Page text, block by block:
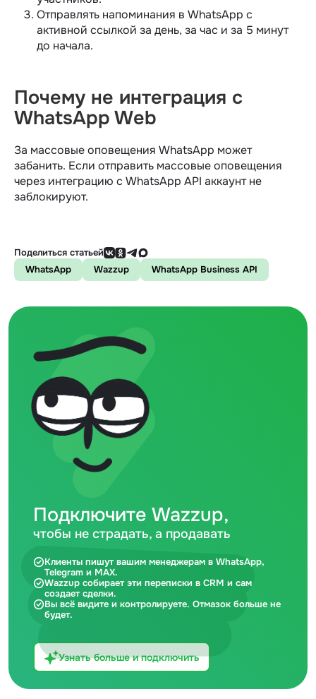
Отправлять напоминания в WhatsApp с
активной ссылкой за день, за час и за 5 минут
до начала.
Почему не интеграция с
WhatsApp Web
За массовые оповещения WhatsApp может
забанить. Если отправить массовые оповещения
через интеграцию с WhatsApp API аккаунт не
заблокируют.
Поделиться статьей
WhatsApp
Wazzup WhatsApp Business API
Подключите Wazzup,
чтобы не страдать, а продавать
Клиенты пишут вашим менеджерам в WhatsApp,
Telegram и MAX.
Wazzup собирает эти переписки в CRM и сам
создает сделки.
Вы всё видите и контролируете. Отмазок больше не
будет.
Узнать больше и подключить